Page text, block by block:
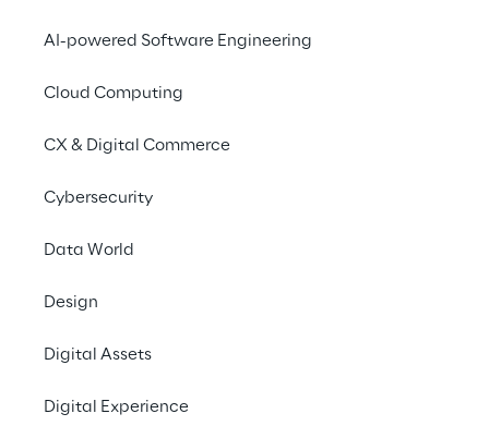
AI-powered Software Engineering
Cloud Computing
CX & Digital Commerce
Cybersecurity
Data World
Design
Digital Assets
Digital Experience
attenzione al tema